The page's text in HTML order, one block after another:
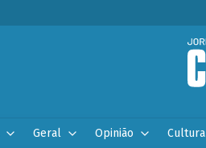
Geral Opinião Cultura